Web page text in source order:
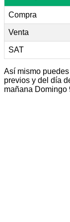
Compra
Venta
SAT
Así mismo
previos y del día
mañana Domingo